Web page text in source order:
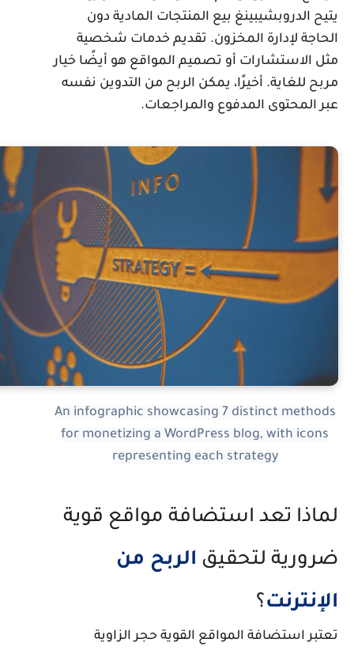
الدروبشيبينغ بيع المنتجات المادية دون
لإدارة المخزون. تقديم خدمات شخصية
الاستشارات أو تصميم المواقع هو أيضًا خيار
للغاية. أخيرًا، يمكن الربح من التدوين نفسه
المحتوى المدفوع والمراجعات.
An infographic showcasing 7 distinct
for monetizing a WordPress blog, with icons
representing each strategy
تعد استضافة مواقع قوية
لتحقيقالربح من
؟
استضافة المواقع القوية حجر الزاوية